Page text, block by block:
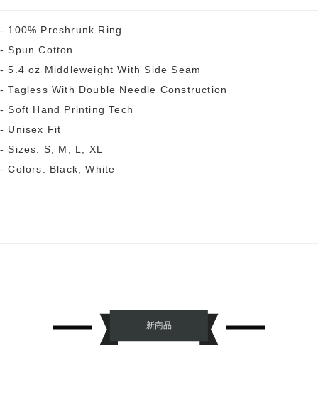
- 100% Preshrunk Ring
- Spun Cotton
- 5.4 oz Middleweight With Side Seam
- Tagless With Double Needle Construction
- Soft Hand Printing Tech
- Unisex Fit
- Sizes: S, M, L, XL
- Colors: Black, White
新商品